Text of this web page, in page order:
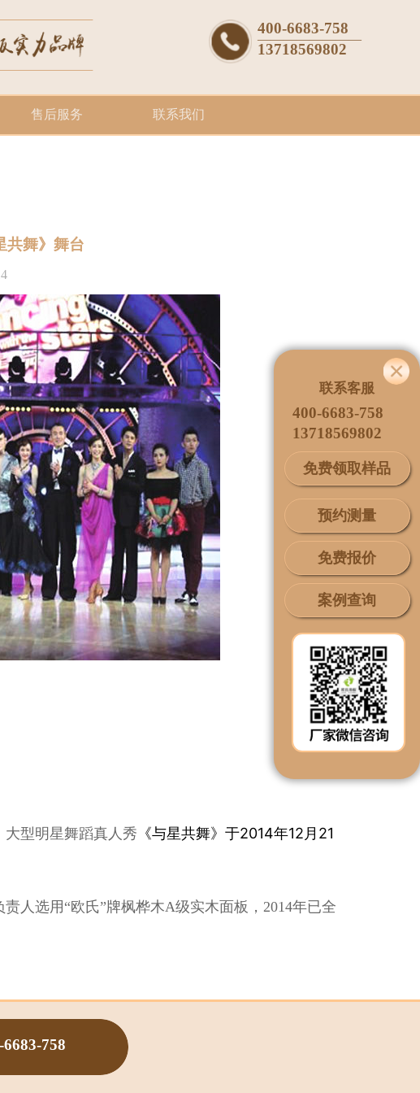
400-6683-758
————————
13718569802
售后服务 联系我们
共舞》舞台
型明星舞蹈真人秀 《与星共舞》于2014年12月21
人选用“欧氏”牌枫桦木A级实木面板，2014年已全
758
联系客服
400-6683-758
13718569802
免费领取样品
预约测量
免费报价
案例查询